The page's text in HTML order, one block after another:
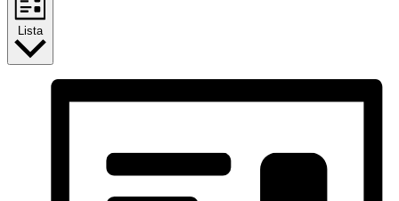
Lista